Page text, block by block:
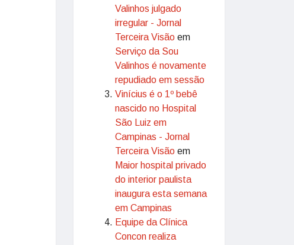
Valinhos julgado
irregular - Jornal
Terceira Visão em
Serviço da Sou
Valinhos é novamente
repudiado em sessão
Vinícius é o 1º bebê
nascido no Hospital
São Luiz em
Campinas - Jornal
Terceira Visão em
Maior hospital privado
do interior paulista
inaugura esta semana
em Campinas
Equipe da Clínica
Concon realiza